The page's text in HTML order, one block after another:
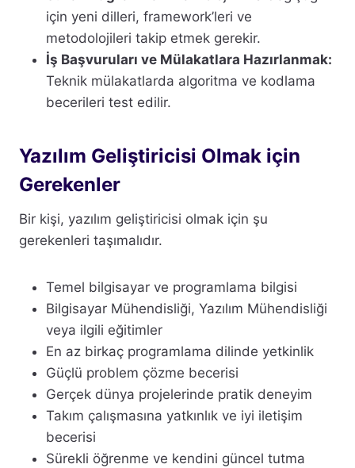
için yeni dilleri, framework’leri ve
metodolojileri takip etmek gerekir.
İş Başvuruları ve Mülakatlara Hazırlanmak:
Teknik mülakatlarda algoritma ve kodlama
becerileri test edilir.
Yazılım Geliştiricisi Olmak için
Gerekenler
Bir kişi, yazılım geliştiricisi olmak için şu
gerekenleri taşımalıdır.
Temel bilgisayar ve programlama bilgisi
Bilgisayar Mühendisliği, Yazılım Mühendisliği
veya ilgili eğitimler
En az birkaç programlama dilinde yetkinlik
Güçlü problem çözme becerisi
Gerçek dünya projelerinde pratik deneyim
Takım çalışmasına yatkınlık ve iyi iletişim
becerisi
Sürekli öğrenme ve kendini güncel tutma